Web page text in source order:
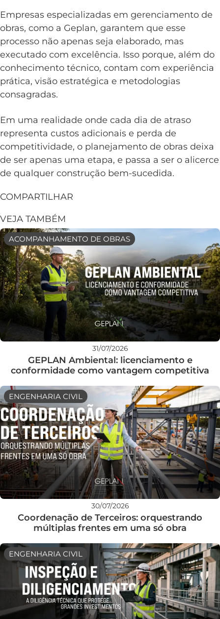
Empresas especializadas em gerenciamento de
obras, como a Geplan, garantem que esse
processo não apenas seja elaborado, mas
executado com excelência. Isso porque, além do
conhecimento técnico, contam com experiência
prática, visão estratégica e metodologias
consagradas.
Em uma realidade onde cada dia de atraso
representa custos adicionais e perda de
competitividade, o planejamento de obras deixa
de ser apenas uma etapa, e passa a ser o alicerce
de qualquer construção bem-sucedida.
COMPARTILHAR
VEJA TAMBÉM
ACOMPANHAMENTO DE OBRAS
31/07/2026
GEPLAN Ambiental: licenciamento e
conformidade como vantagem competitiva
ENGENHARIA CIVIL
30/07/2026
Coordenação de Terceiros: orquestrando
múltiplas frentes em uma só obra
ENGENHARIA CIVIL